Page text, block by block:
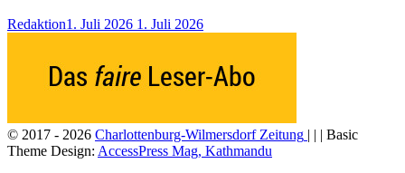
Redaktion1. Juli 2026 1. Juli 2026
© 2017 - 2026 Charlottenburg-Wilmersdorf Zeitung | | | Basic
Theme Design: AccessPress Mag, Kathmandu